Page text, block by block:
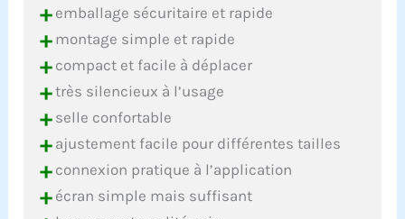
+emballage sécuritaire et rapide
+montage simple et rapide
+compact et facile à déplacer
+très silencieux à l’usage
+selle confortable
+ajustement facile pour différentes tailles
+connexion pratique à l’application
+écran simple mais suffisant